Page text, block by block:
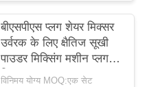
बीएसपीएस प्लग शेयर मिक्सर
उर्वरक के लिए क्षैतिज सूखी
पाउडर मिक्सिंग मशीन प्लग
मिक्सर
विनिमय योग्य MOQ:एक सेट